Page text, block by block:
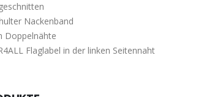
Nackenband
Doppelnähte
Flaglabel in der linken Seitennaht